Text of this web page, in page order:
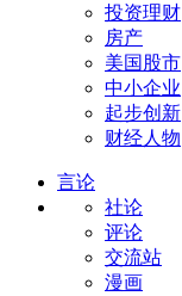
投资理财
房产
美国股市
中小企业
起步创新
财经人物
言论
社论
评论
交流站
漫画